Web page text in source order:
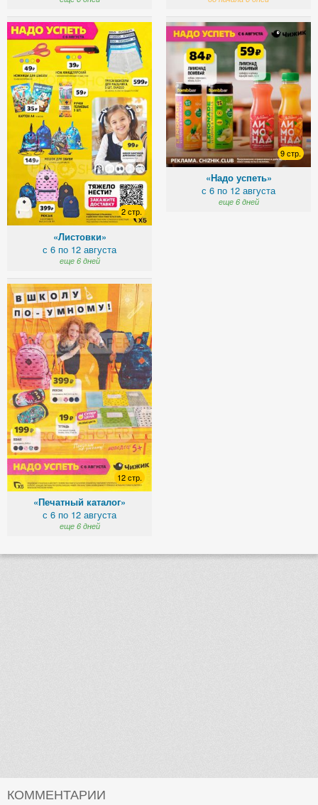
2 стр.
«Листовки»
с 6 по 12 августа
еще 6 дней
9 стр.
«Надо успеть»
с 6 по 12 августа
еще 6 дней
12 стр.
«Печатный каталог»
с 6 по 12 августа
еще 6 дней
КОММЕНТАРИИ